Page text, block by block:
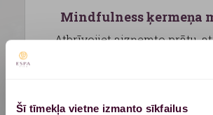
Šī tīmekļa vietne izmanto sīkfailus
Mindfulness ķermeņa
Atbrīvojiet aizņemto prātu,
no ikdienas steigas un